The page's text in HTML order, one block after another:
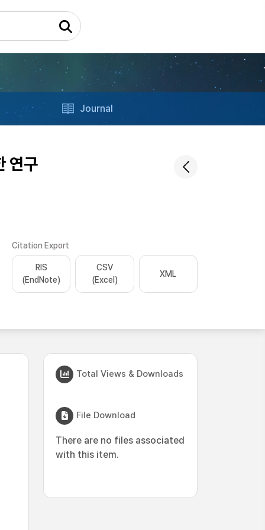
Journal
연구
Citation Export
RIS
(EndNote)
CSV
(Excel)
XML
Total Views & Downloads
File Download
There are no files associated
with this item.